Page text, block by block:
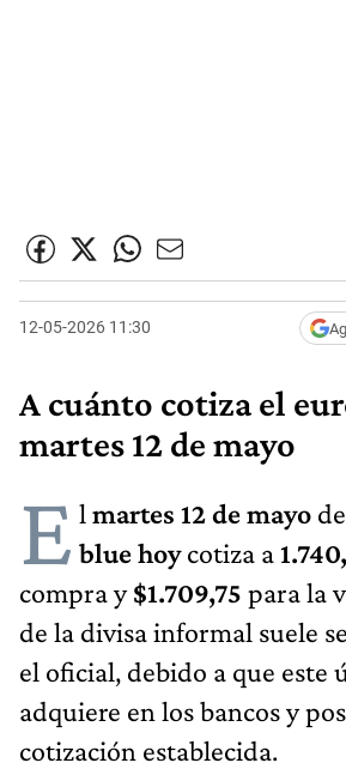
12-05-2026 11:30
A cuánto cotiza el
martes 12 de mayo
E l martes 12 de mayo
blue hoycotiza a
compra y$1.709,75 para la
de la divisa informal suele
el oficial, debido a que este
adquiere en los bancos y
cotización establecida.